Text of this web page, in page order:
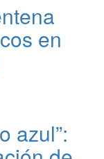
en
azul”: